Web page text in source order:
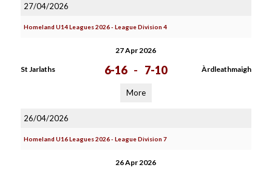
27/04/2026
Homeland U14 Leagues 2026 - League Division 4
27 Apr 2026
St Jarlaths 6-16 - 7-10 Àrdleathmaigh
More
26/04/2026
Homeland U16 Leagues 2026 - League Division 7
26 Apr 2026